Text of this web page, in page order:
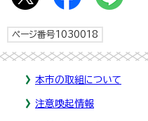
ページ番号1030018
本市の取組について
注意喚起情報